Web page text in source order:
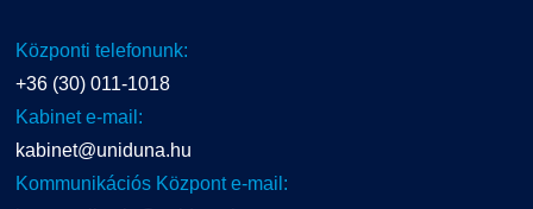
Központi telefonunk:
+36 (30) 011-1018
Kabinet e-mail:
kabinet@uniduna.hu
Kommunikációs Központ e-mail: